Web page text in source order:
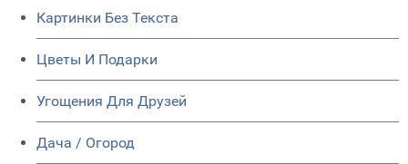
Картинки Без Текста
Цветы И Подарки
Угощения Для Друзей
Дача / Огород